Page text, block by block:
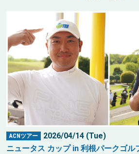
ACNツアー
2026/04/14 (Tue)
ニュータス カップ in 利根パークゴル